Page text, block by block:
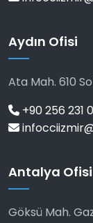
Aydın Ofisi
Ata Mah. 610
+90 256 231
Antalya Ofisi
Göksü Mah.